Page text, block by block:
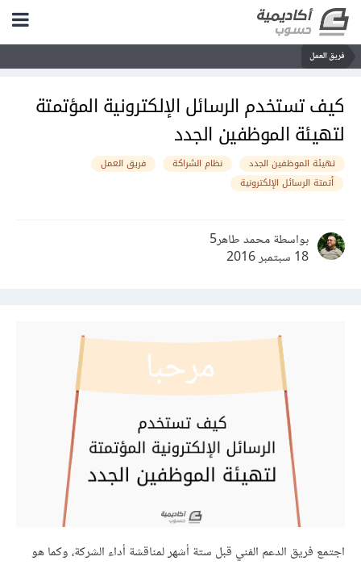
فريق العمل
كيف تستخدم الرسائل الإلكترونية المؤتمتة
لتهيئة الموظفين الجدد
تهيئة الموظفين الجدد نظام الشراكة
فريق العمل
أتمتة الرسائل الإلكترونية
بواسطة محمد طاهر5
18 سبتمبر 2016
اجتمع فريق الدعم الفني قبل ستة أشهر لمناقشة أداء الشركة، وكما هو